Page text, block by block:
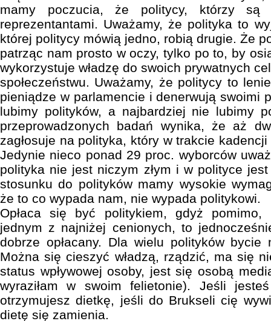
mamy poczucia, że politycy, którzy są
reprezentantami. Uważamy, że polityka to
której politycy mówią jedno, robią drugie. Że
patrząc nam prosto w oczy, tylko po to, by
wykorzystuje władzę do swoich prywatnych
społeczeństwu. Uważamy, że politycy to
pieniądze w parlamencie i denerwują swoimi
lubimy polityków, a najbardziej nie lubimy
przeprowadzonych badań wynika, że aż
zagłosuje na polityka, który w trakcie
Jedynie nieco ponad 29 proc. wyborców
polityka nie jest niczym złym i w polityce
stosunku do polityków mamy wysokie
że to co wypada nam, nie wypada politykowi.
Opłaca się być politykiem, gdyż pomimo,
jednym z najniżej cenionych, to
dobrze opłacany. Dla wielu polityków
Można się cieszyć władzą, rządzić, ma się
status wpływowej osoby, jest się osobą
wyraziłam w swoim felietonie). Jeśli
otrzymujesz dietkę, jeśli do Brukseli cię
dietę się zamienia.